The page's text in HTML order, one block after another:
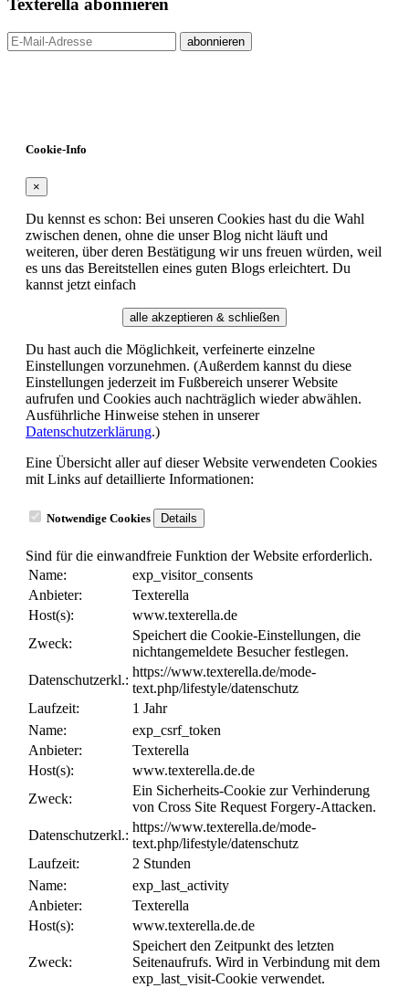
Texterella abonnieren
Cookie-Info
×
Du kennst es schon: Bei unseren Cookies hast du die Wahl
zwischen denen, ohne die unser Blog nicht läuft und
weiteren, über deren Bestätigung wir uns freuen würden, weil
es uns das Bereitstellen eines guten Blogs erleichtert. Du
kannst jetzt einfach
alle akzeptieren & schließen
Du hast auch die Möglichkeit, verfeinerte einzelne
Einstellungen vorzunehmen. (Außerdem kannst du diese
Einstellungen jederzeit im Fußbereich unserer Website
aufrufen und Cookies auch nachträglich wieder abwählen.
Ausführliche Hinweise stehen in unserer
Datenschutzerklärung.)
Eine Übersicht aller auf dieser Website verwendeten Cookies
mit Links auf detaillierte Informationen:
Notwendige Cookies Details
Sind für die einwandfreie Funktion der Website erforderlich.
Name:
exp_visitor_consents
Anbieter:
Texterella
Host(s):
www.texterella.de
Zweck:
Speichert die Cookie-Einstellungen, die
nichtangemeldete Besucher festlegen.
Datenschutzerkl.:
https://www.texterella.de/mode-
text.php/lifestyle/datenschutz
Laufzeit:
1 Jahr
Name:
exp_csrf_token
Anbieter:
Texterella
Host(s):
www.texterella.de.de
Zweck:
Ein Sicherheits-Cookie zur Verhinderung
von Cross Site Request Forgery-Attacken.
Datenschutzerkl.:
https://www.texterella.de/mode-
text.php/lifestyle/datenschutz
Laufzeit:
2 Stunden
Name:
exp_last_activity
Anbieter:
Texterella
Host(s):
www.texterella.de.de
Zweck:
Speichert den Zeitpunkt des letzten
Seitenaufrufs. Wird in Verbindung mit dem
exp_last_visit-Cookie verwendet.